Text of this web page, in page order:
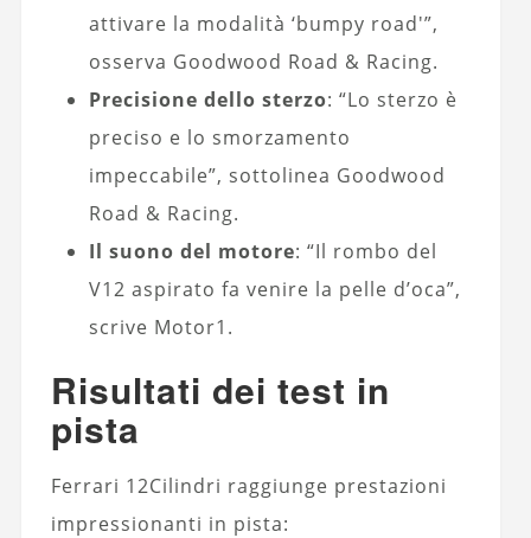
attivare la modalità ‘bumpy road'”,
osserva Goodwood Road & Racing.
Precisione dello sterzo: “Lo sterzo è
preciso e lo smorzamento
impeccabile”, sottolinea Goodwood
Road & Racing.
Il suono del motore: “Il rombo del
V12 aspirato fa venire la pelle d’oca”,
scrive Motor1.
Risultati dei test in
pista
Ferrari 12Cilindri raggiunge prestazioni
impressionanti in pista: